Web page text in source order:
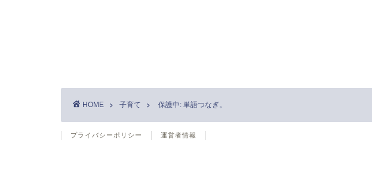
HOME 子育て 保護中: 単語つなぎ。
プライバシーポリシー 運営者情報